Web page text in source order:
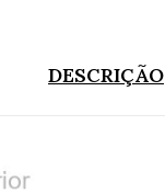
DESCRIÇÃO